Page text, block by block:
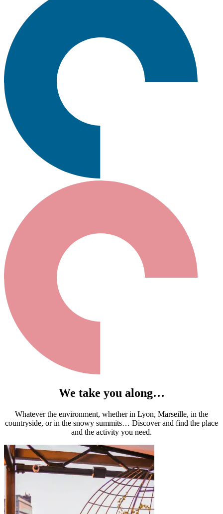
We take you along…
Whatever the environment, whether in Lyon, Marseille, in the
countryside, or in the snowy summits… Discover and find the place
and the activity you need.